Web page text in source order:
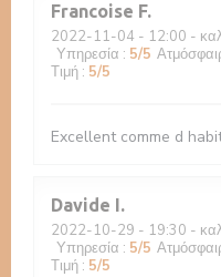
Francoise F
2022-11-04 - 12:00 -
Υπηρεσία : 5/5
Τιμή : 5/5
Excellent comme d
Davide I
2022-10-29 - 19:30 -
Υπηρεσία : 5/5
Τιμή : 5/5